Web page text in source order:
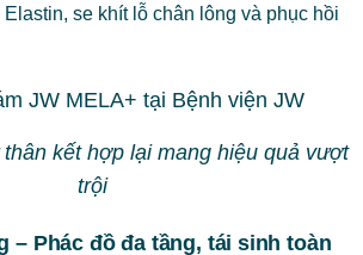
se khít lỗ chân lông và phục hồi
kết hợp lại mang hiệu quả vượt
trội
– Phác đồ đa tầng, tái sinh toàn